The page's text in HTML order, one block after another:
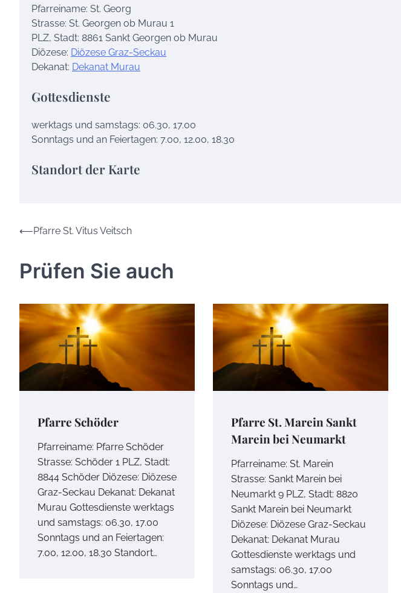
Pfarreiname: St. Georg
Strasse: St. Georgen ob Murau 1
PLZ, Stadt: 8861 Sankt Georgen ob Murau
Diözese: Diözese Graz-Seckau
Dekanat: Dekanat Murau
Gottesdienste
werktags und samstags: 06.30, 17.00
Sonntags und an Feiertagen: 7.00, 12.00, 18.30
Standort der Karte
Beitrags-
⟵Pfarre St. Vitus Veitsch
Prüfen Sie auch
Pfarre Schöder
Pfarreiname: Pfarre Schöder
Strasse: Schöder 1 PLZ, Stadt:
8844 Schöder Diözese: Diözese
Graz-Seckau Dekanat: Dekanat
Murau Gottesdienste werktags
und samstags: 06.30, 17.00
Sonntags und an Feiertagen:
7.00, 12.00, 18.30 Standort…
Pfarre St. Marein Sankt
Marein bei Neumarkt
Pfarreiname: St. Marein
Strasse: Sankt Marein bei
Neumarkt 9 PLZ, Stadt: 8820
Sankt Marein bei Neumarkt
Diözese: Diözese Graz-Seckau
Dekanat: Dekanat Murau
Gottesdienste werktags und
samstags: 06.30, 17.00
Sonntags und…